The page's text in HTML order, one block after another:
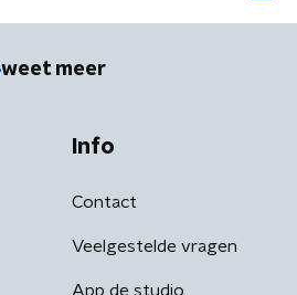
weet meer
Info
Contact
Veelgestelde vragen
App de studio